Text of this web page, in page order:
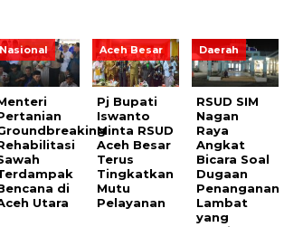
Nasional
di
Utara
Aceh Besar
Pj Bupati
Iswanto
Minta RSUD
Aceh Besar
Terus
Tingkatkan
Mutu
Pelayanan
Daerah
RSUD SIM
Nagan
Raya
Angkat
Bicara Soal
Dugaan
Penanganan
Lambat
yang